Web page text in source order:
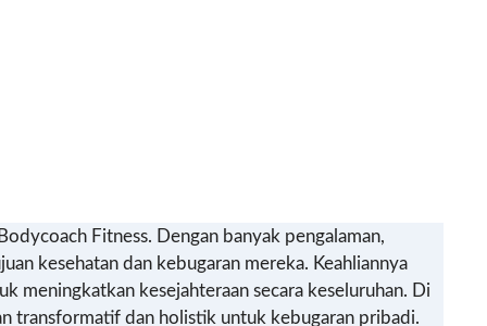
Fitness. Dengan banyak pengalaman,
kesehatan dan kebugaran mereka. Keahliannya
meningkatkan kesejahteraan secara keseluruhan. Di
transformatif dan holistik untuk kebugaran pribadi.